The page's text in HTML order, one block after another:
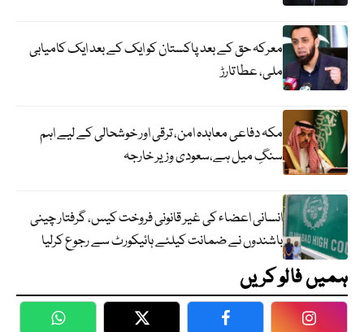
معرکہ حق کے بعد پاکستان کو ایک کے بعد ایک کامیابی
ملی، عطا تارڑ
مکہ دفاعی معاہدہ امن، ترقی اور خوشحالی کے لیے اہم
سنگِ میل ہے،سعودی وزیر خارجہ
انسانی اعضاء کی غیر قانونی فروخت کیس، گرفتار چینی
باشندوں نے ضمانت کیلئے ہائیکورٹ سے رجوع کرلیا
ہمیں فالو کریں